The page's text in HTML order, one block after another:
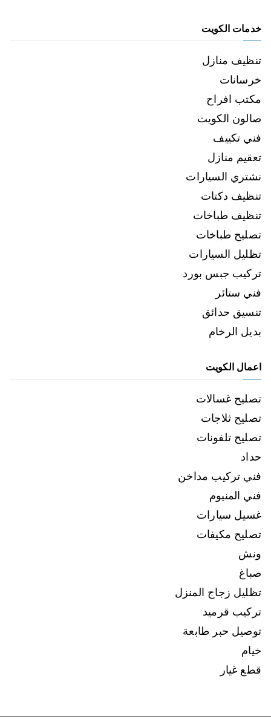
خدمات الكويت
تنظيف منازل
خرسانات
مكتب افراح
صالون الكويت
فني تكييف
تعقيم منازل
نشتري السيارات
تنظيف دكتات
تنظيف طباخات
تصليح طباخات
تظليل السيارات
تركيب جبس بورد
فني ستائر
تنسيق حدائق
بديل الرخام
اعمال الكويت
تصليح غسالات
تصليح ثلاجات
تصليح تلفونات
حداد
فني تركيب مداخن
فني المنيوم
غسيل سيارات
تصليح مكيفات
ونش
صباغ
تظليل زجاج المنزل
تركيب قرميد
توصيل حبر طابعة
خيام
قطع غيار